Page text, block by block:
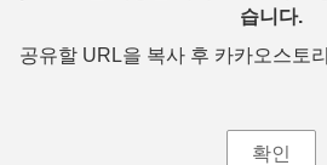
습니다.
공유할 URL을 복사 후 카카오스토
확인